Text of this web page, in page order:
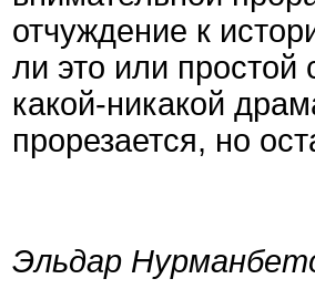
отчуждение к
ли это или простой
какой-никакой
прорезается, но
Эльдар